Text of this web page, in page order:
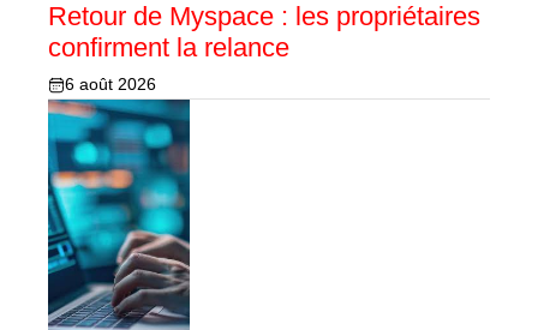
Retour de Myspace : les propriétaires
confirment la relance
6 août 2026